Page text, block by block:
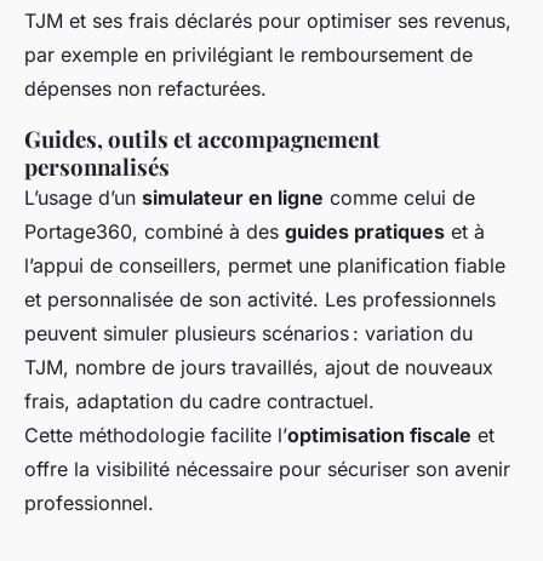
TJM et ses frais déclarés pour optimiser ses revenus,
par exemple en privilégiant le remboursement de
dépenses non refacturées.
Guides, outils et accompagnement
personnalisés
L’usage d’un simulateur en ligne comme celui de
Portage360, combiné à des guides pratiques et à
l’appui de conseillers, permet une planification fiable
et personnalisée de son activité. Les professionnels
peuvent simuler plusieurs scénarios : variation du
TJM, nombre de jours travaillés, ajout de nouveaux
frais, adaptation du cadre contractuel.
Cette méthodologie facilite l’optimisation fiscale et
offre la visibilité nécessaire pour sécuriser son avenir
professionnel.